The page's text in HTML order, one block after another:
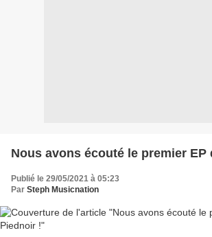
Nous avons écouté le premier EP
Publié le 29/05/2021 à 05:23
Par Steph Musicnation